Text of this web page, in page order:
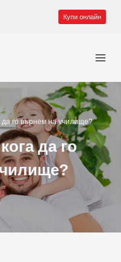
Купи онлайн
да го върнем на училище?
да го